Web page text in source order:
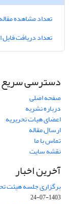
تعداد مشاهده مقاله
تعداد دریافت
دسترسی سریع
صفحه اصلی
درباره نشریه
اعضای هیات تحریریه
ارسال مقاله
تماس با ما
نقشه سایت
آخرین اخبار
برگزاری جلسه هیئت
1403-07-24